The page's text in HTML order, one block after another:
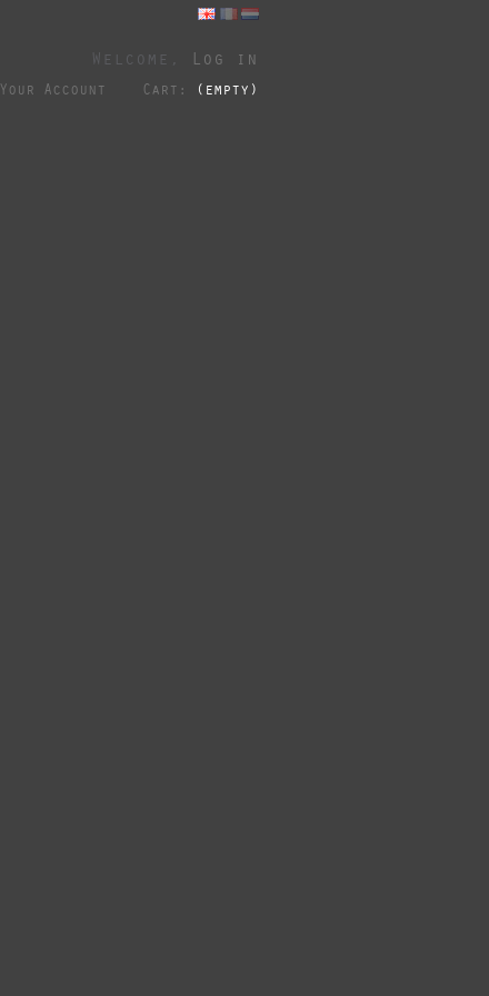
Welcome, Log in
Cart: (empty)
Your Account